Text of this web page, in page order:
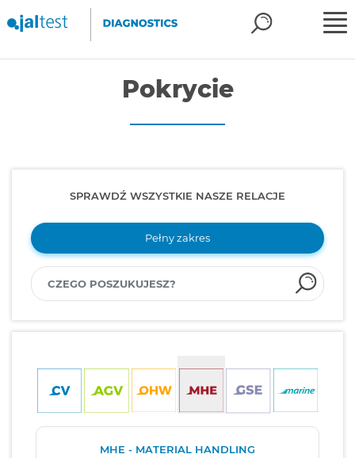
Pokrycie
SPRAWDŹ WSZYSTKIE NASZE RELACJE
Pełny zakres
MHE - MATERIAL HANDLING